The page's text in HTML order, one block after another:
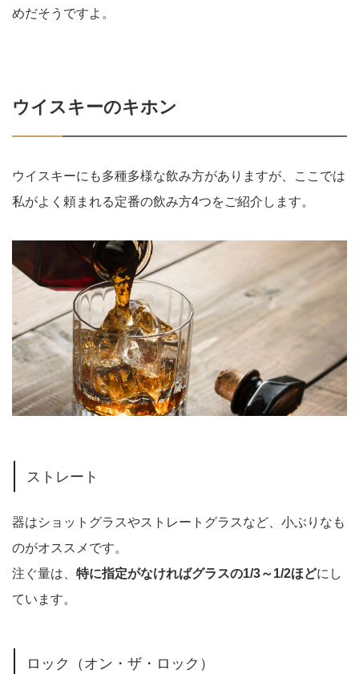
めだそうですよ。
ウイスキーのキホン
ウイスキーにも多種多様な飲み方がありますが、ここでは
私がよく頼まれる定番の飲み方4つをご紹介します。
ストレート
器はショットグラスやストレートグラスなど、小ぶりなも
のがオススメです。
注ぐ量は、 特に指定がなければグラスの1/3～1/2ほどにし
ています。
ロック（オン・ザ・ロック）